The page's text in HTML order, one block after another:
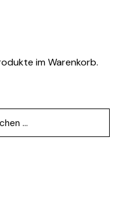
im Warenkorb.